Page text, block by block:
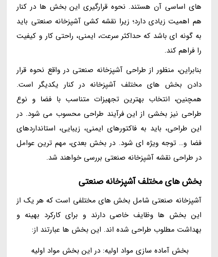
های اساسی آن هستند. نحوه قرارگیری این بخش ها در کنار
هم اهمیت زیادی دارد؛ زیرا نقشه کشی آشپزخانه صنعتی باید
به گونه ای باشد که حداکثر سرعت، ایمنی، راحتی کار و کیفیت
را فراهم کند.
بنابراین، منظور از طراحی آشپزخانه صنعتی در واقع نحوه قرار
دادن بخش های مختلف آشپزخانه در کنار یکدیگر است.
همچنین، انتخاب بهترین تجهیزات متناسب با فضا و نوع
طراحی نیز بخشی از این فرآیند طراحی محسوب می شود. در
این طراحی، باید به فاکتورهای ایمنی، زیبایی، استانداردهای
فضا و… توجه ویژه ای شود. در بخش بعدی، مهم ترین عوامل
در طراحی نقشه آشپزخانه صنعتی بررسی خواهند شد.
بخش های مختلف آشپزخانه صنعتی
آشپزخانه صنعتی شامل بخش های مختلفی است که هر یک از
این بخش ها وظایف خاصی دارند و برای کارکرد بهینه و
بهداشت مطلوب طراحی شده اند. این بخش ها عبارتند از:
بخش آماده سازی مواد اولیه: در این بخش مواد اولیه